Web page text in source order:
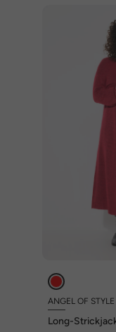
ANGEL OF STYLE
Long-